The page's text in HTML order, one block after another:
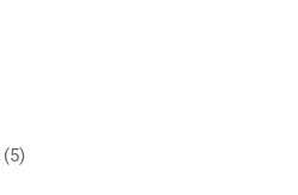
(5)